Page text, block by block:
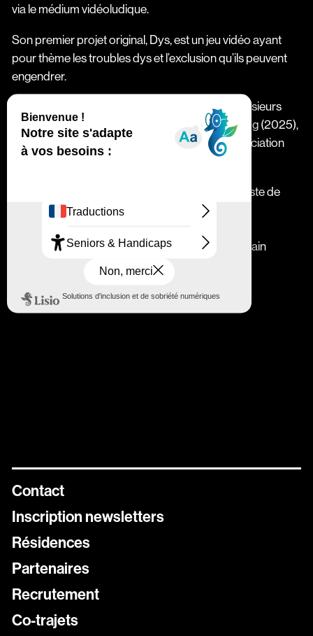
via le médium vidéoludique.
Son premier projet original, Dys, est un jeu vidéo ayant
pour thème les troubles dys et l’exclusion qu’ils peuvent
engendrer.
Friday Afternoons intervient également dans plusieurs
projets locaux, notamment la fresque Blocksmog (2025),
en collaboration avec l’artiste Guillaumit et l’association
L’équipe collabore actuellement avec une harpiste de
jazz et créatrice de musique électronique, pour
scénographiques interactifs vidéo de son prochain
Contact
Inscription newsletters
Résidences
Partenaires
Recrutement
Co-trajets
Newsletters
Inscrivez vous aux différentes newsletters de Stereolux
Carte Stereolux
Abonnez-vous !